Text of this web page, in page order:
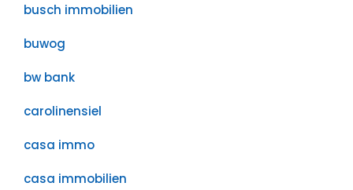
busch immobilien
buwog
bw bank
carolinensiel
casa immo
casa immobilien